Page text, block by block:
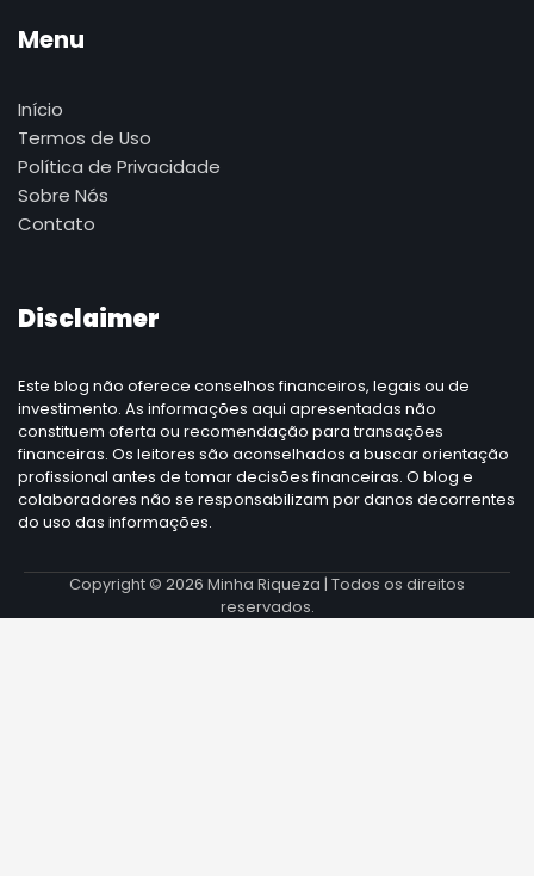
Menu
Início
Termos de Uso
Política de Privacidade
Sobre Nós
Contato
Disclaimer
Este blog não oferece conselhos financeiros, legais ou de
investimento. As informações aqui apresentadas não
constituem oferta ou recomendação para transações
financeiras. Os leitores são aconselhados a buscar orientação
profissional antes de tomar decisões financeiras. O blog e
colaboradores não se responsabilizam por danos decorrentes
do uso das informações.
Copyright © 2026 Minha Riqueza | Todos os direitos
reservados.